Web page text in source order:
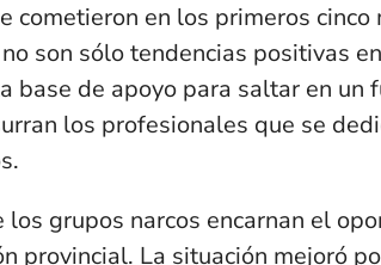
cometieron en los primeros
son sólo tendencias positivas
base de apoyo para saltar en un
los profesionales que se
grupos narcos encarnan el
provincial. La situación mejoró